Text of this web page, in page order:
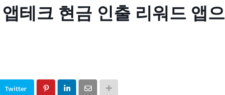
테크 현금 인출 리워드 앱으
Twitter